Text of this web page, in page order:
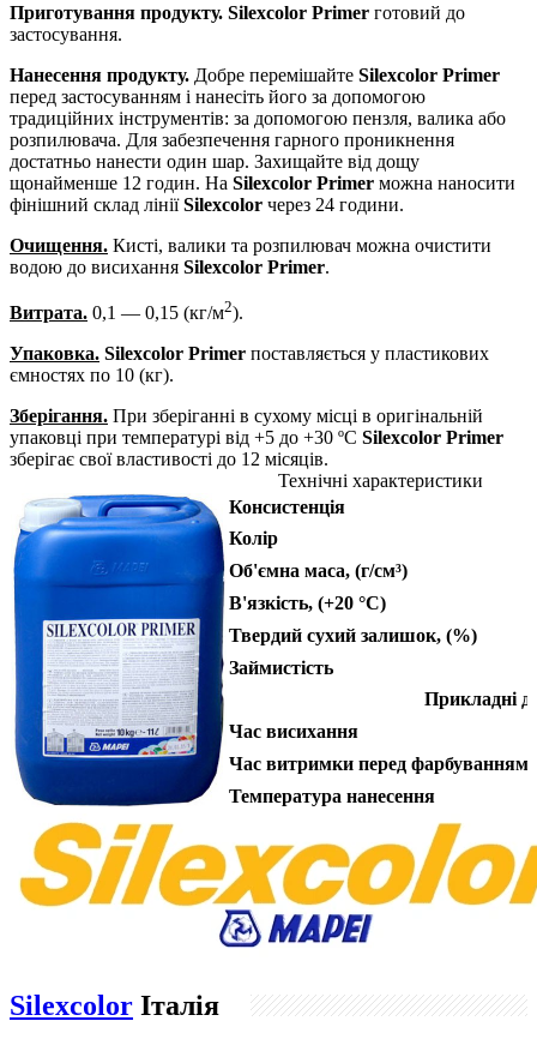
Приготування продукту. Silexcolor Primer готовий до
застосування.
Нанесення продукту. Добре перемішайте Silexcolor Primer
перед застосуванням і нанесіть його за допомогою
традиційних інструментів: за допомогою пензля, валика або
розпилювача. Для забезпечення гарного проникнення
достатньо нанести один шар. Захищайте від дощу
щонайменше 12 годин. На Silexcolor Primer можна наносити
фінішний склад лініїSilexcolor через 24 години.
Очищення. Кисті, валики та розпилювач можна очистити
водою до висихання Silexcolor Primer.
Витрата. 0,1 — 0,15 (кг/м2).
Упаковка. Silexcolor Primer поставляється у пластикових
ємностях по 10 (кг).
Зберігання. При зберіганні в сухому місці в оригінальній
упаковці при температурі від +5 до +30 ºС Silexcolor Primer
зберігає свої властивості до 12 місяців.
Технічні характеристики
Консистенція
Колір
Об'ємна маса, (г/см³)
В'язкість, (+20 °С)
Твердий сухий залишок, (%)
Займистість
Прикладні
Час висихання
Час витримки перед фарбуванням
Температура нанесення
Silexcolor Італія